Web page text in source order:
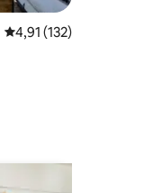
Prosječna ocjena:
4,91 (132)